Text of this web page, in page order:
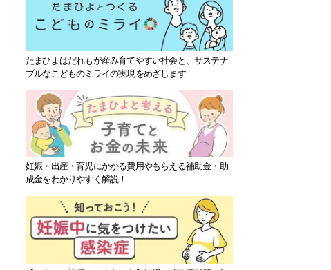
たまひよはだれもが産み育てやすい社会と、サステナ
ブルなこどものミライの実現をめざします
妊娠・出産・育児にかかる費用やもらえる補助金・助
成金をわかりやすく解説！